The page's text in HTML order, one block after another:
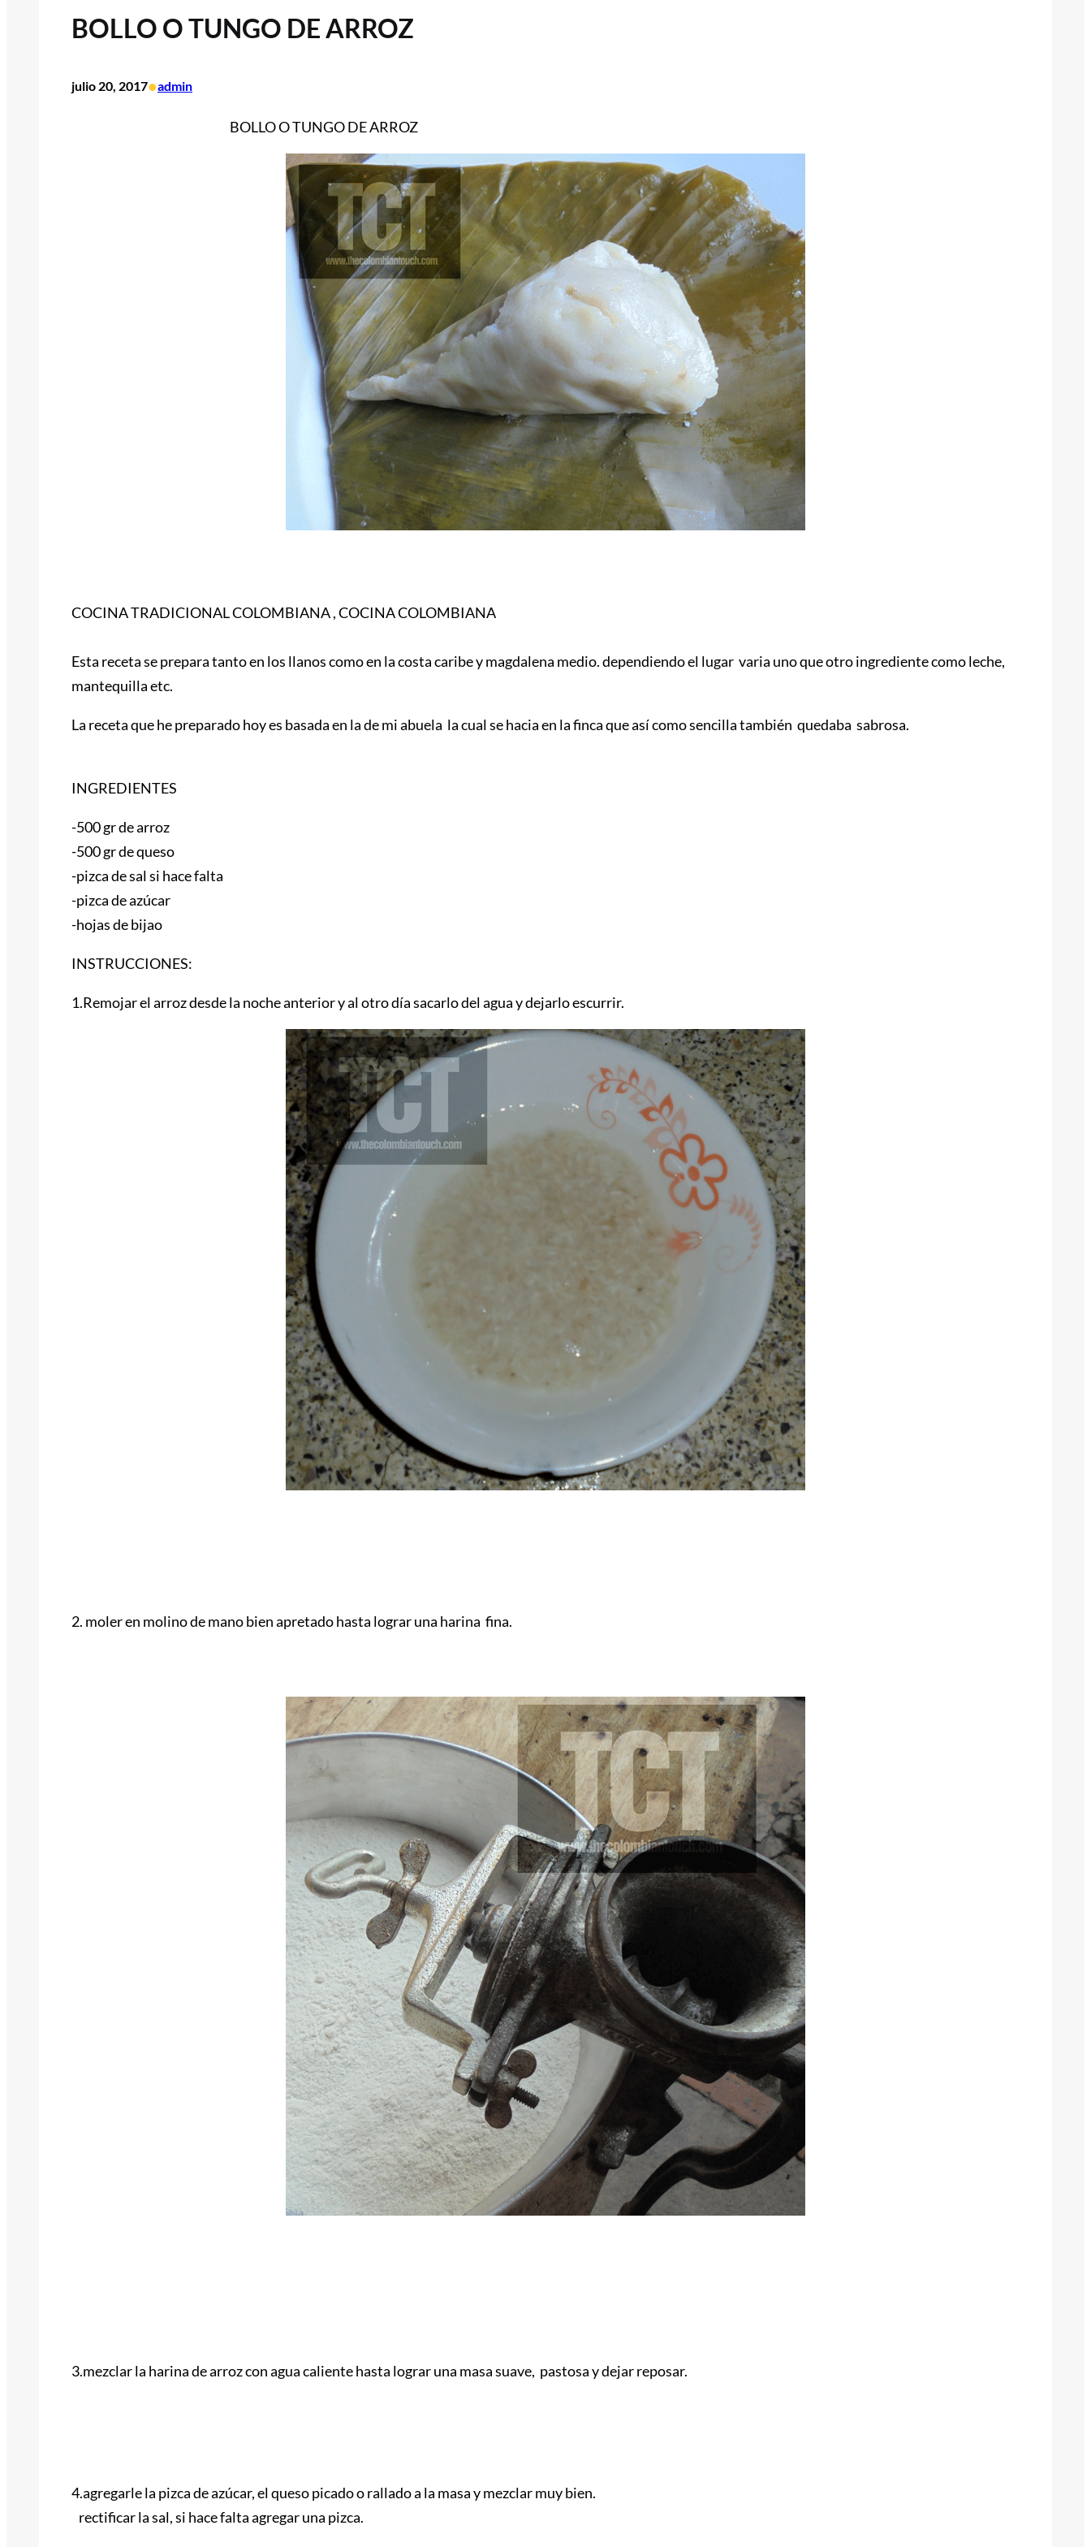
BOLLO O TUNGO DE ARROZ
julio 20, 2017•admin
BOLLO O TUNGO DE ARROZ
COCINA TRADICIONAL COLOMBIANA , COCINA COLOMBIANA
Esta receta se prepara tanto en los llanos como en la costa caribe y magdalena medio. dependiendo el lugar varia uno que otro ingrediente como leche,
mantequilla etc.
La receta que he preparado hoy es basada en la de mi abuela la cual se hacia en la finca que así como sencilla también quedaba sabrosa.
INGREDIENTES
-500 gr de arroz
-500 gr de queso
-pizca de sal si hace falta
-pizca de azúcar
-hojas de bijao
INSTRUCCIONES:
1.Remojar el arroz desde la noche anterior y al otro día sacarlo del agua y dejarlo escurrir.
2. moler en molino de mano bien apretado hasta lograr una harina fina.
3.mezclar la harina de arroz con agua caliente hasta lograr una masa suave, pastosa y dejar reposar.
4.agregarle la pizca de azúcar, el queso picado o rallado a la masa y mezclar muy bien.
rectificar la sal, si hace falta agregar una pizca.